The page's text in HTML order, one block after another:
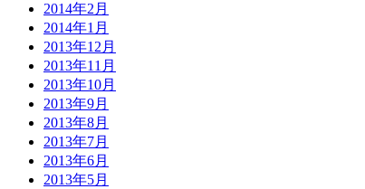
2014年2月
2014年1月
2013年12月
2013年11月
2013年10月
2013年9月
2013年8月
2013年7月
2013年6月
2013年5月